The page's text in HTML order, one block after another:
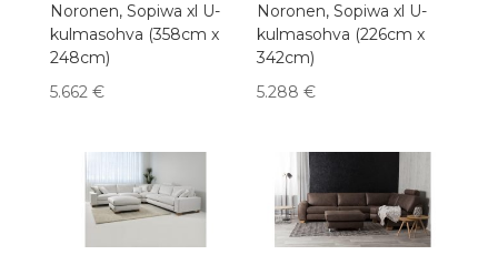
Noronen, Sopiwa xl U-
kulmasohva (358cm x
248cm)
5.662 €
Noronen, Sopiwa xl U-
kulmasohva (226cm x
342cm)
5.288€